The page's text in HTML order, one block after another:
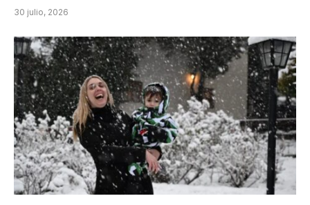
30 julio, 2026